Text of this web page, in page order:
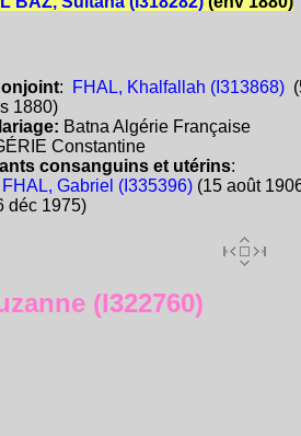
: FHAL, Khalfallah (I313868)
1880)
Batna Algérie Française
Constantine
consanguins et utérins:
FHAL, Gabriel (I335396)(15 août
déc 1975)
(I322760)